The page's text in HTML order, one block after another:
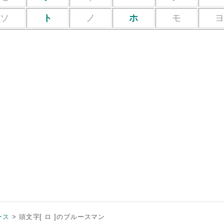
ソ ト ノ ホ モ ヨ
ス 頭文字[ ロ ]のブルースマン